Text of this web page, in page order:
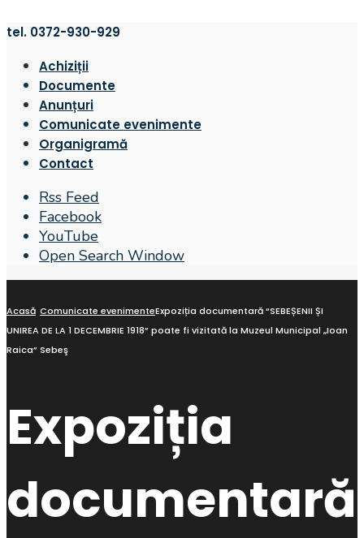
tel. 0372-930-929
Achiziții
Documente
Anunțuri
Comunicate evenimente
Organigramă
Contact
Rss Feed
Facebook
YouTube
Open Search Window
Acasă Comunicate evenimenteExpoziția documentară “SEBEȘENII ȘI
UNIREA DE LA 1 DECEMBRIE 1918” poate fi vizitată la Muzeul Municipal „Ioan
Raica” Sebeş
Expoziția
documentară